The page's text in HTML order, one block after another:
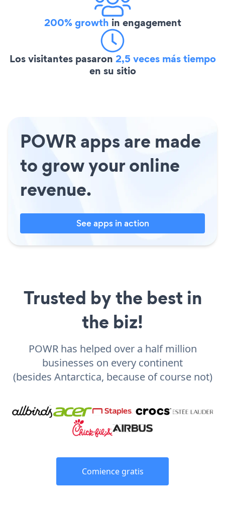
200% growth in engagement
Los visitantes pasaron 2,5 veces más tiempo
en su sitio
POWR apps are made
to grow your online
revenue.
See apps in action
Trusted by the best in
the biz!
POWR has helped over a half million
businesses on every continent
(besides Antarctica, because of course not)
Comience gratis